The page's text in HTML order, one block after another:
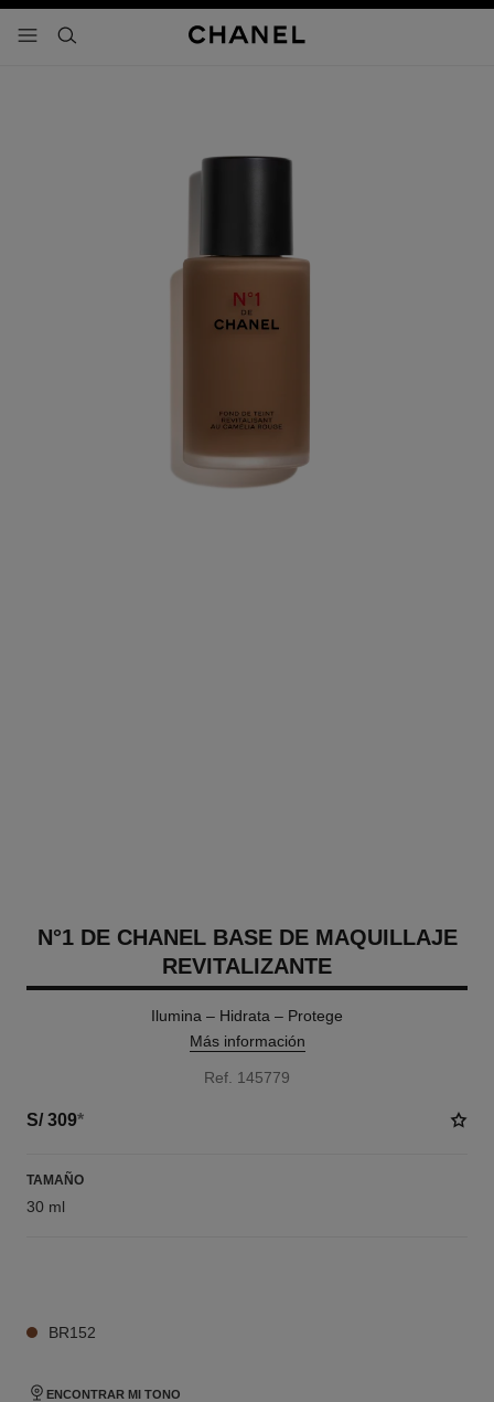
- navegación principal
buscar
N°1 DE CHANEL BASE DE MAQUILLAJE
REVITALIZANTE
Ilumina – Hidrata – Protege
Más información
Ref. 145779
S/ 309*
TAMAÑO
30 ml
BR152
ENCONTRAR MI TONO